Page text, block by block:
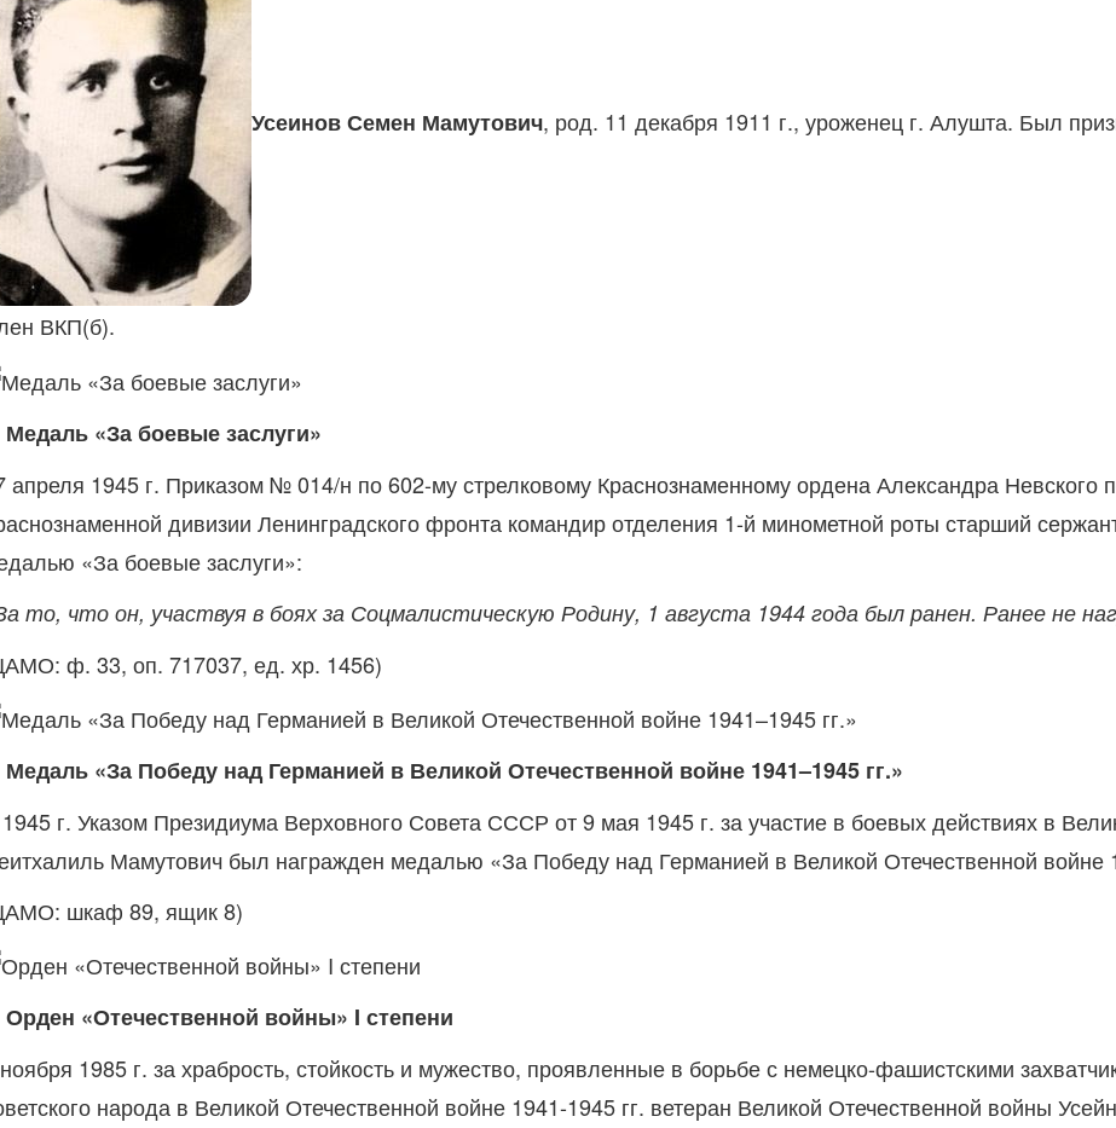
Усеинов Семен Мамутович, род. 11 декабря 1911 г., уроженец г. Алушта. Был
ВКП(б).
Медаль «За боевые заслуги»
апреля 1945 г. Приказом № 014/н по 602-му стрелковому Краснознаменному ордена Александра Невского
дивизии Ленинградского фронта командир отделения 1-й минометной роты старший
«За боевые заслуги»:
то, что он, участвуя в боях за Соцмалистическую Родину, 1 августа 1944 года был ранен. Ранее не
ф. 33, оп. 717037, ед. хр. 1456)
Медаль «За Победу над Германией в Великой Отечественной войне 1941–1945 гг.»
г. Указом Президиума Верховного Совета СССР от 9 мая 1945 г. за участие в боевых действиях в
Мамутович был награжден медалью «За Победу над Германией в Великой Отечественной войне
шкаф 89, ящик 8)
Орден «Отечественной войны» I степени
1985 г. за храбрость, стойкость и мужество, проявленные в борьбе с немецко-фашистскими
народа в Великой Отечественной войне 1941-1945 гг. ветеран Великой Отечественной войны